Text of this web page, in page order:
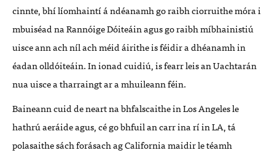
cinnte, bhí líomhaintí á ndéanamh go raibh ciorruithe móra i
mbuiséad na Rannóige Dóiteáin agus go raibh míbhainistiú
uisce ann ach níl ach méid áirithe is féidir a dhéanamh in
éadan olldóiteáin. In ionad cuidiú, is fearr leis an Uachtarán
nua uisce a tharraingt ar a mhuileann féin.
Baineann cuid de neart na bhfalscaithe in Los Angeles le
hathrú aeráide agus, cé go bhfuil an carr ina rí in LA, tá
polasaithe sách forásach ag California maidir le téamh